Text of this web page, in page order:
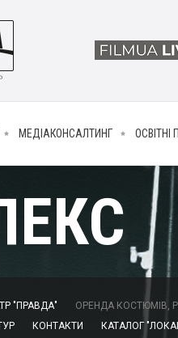
МЕДІАКОНСАЛТИНГ ОСВІТНІ
"ПРАВДА"
ОРЕНДА КОСТЮМІВ,
КОНТАКТИ КАТАЛОГ